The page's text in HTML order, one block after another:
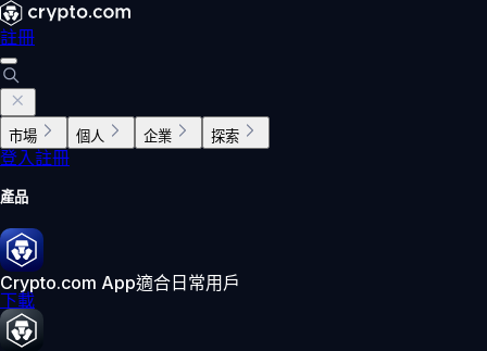
註冊
市場 個人 企業 探索
登入註冊
產品
Crypto.com App適合日常用戶
下載